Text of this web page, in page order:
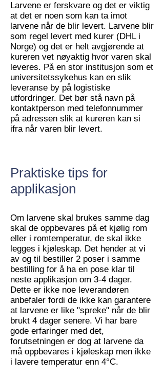
Larvene er ferskvare og det er viktig
at det er noen som kan ta imot
larvene når de blir levert. Larvene blir
som regel levert med kurer (DHL i
Norge) og det er helt avgjørende at
kureren vet nøyaktig hvor varen skal
leveres. På en stor institusjon som et
universitetssykehus kan en slik
leveranse by på logistiske
utfordringer. Det bør stå navn på
kontaktperson med telefonnummer
på adressen slik at kureren kan si
ifra når varen blir levert.
Praktiske tips for
applikasjon
Om larvene skal brukes samme dag
skal de oppbevares på et kjølig rom
eller i romtemperatur, de skal ikke
legges i kjøleskap. Det hender at vi
av og til bestiller 2 poser i samme
bestilling for å ha en pose klar til
neste applikasjon om 3-4 dager.
Dette er ikke noe leverandøren
anbefaler fordi de ikke kan garantere
at larvene er like "spreke" når de blir
brukt 4 dager senere. Vi har bare
gode erfaringer med det,
forutsetningen er dog at larvene da
må oppbevares i kjøleskap men ikke
i lavere temperatur enn 4°C.